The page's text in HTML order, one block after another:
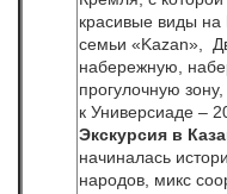
красивые виды на
семьи «Kazan»,
набережную,
прогулочную
к Универсиаде –
Экскурсия в
начиналась
народов, микс